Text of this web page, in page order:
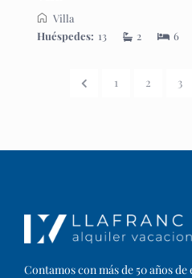
Villa
Huéspedes: 13 2 6
1 2 3
Contamos con más de 50 años